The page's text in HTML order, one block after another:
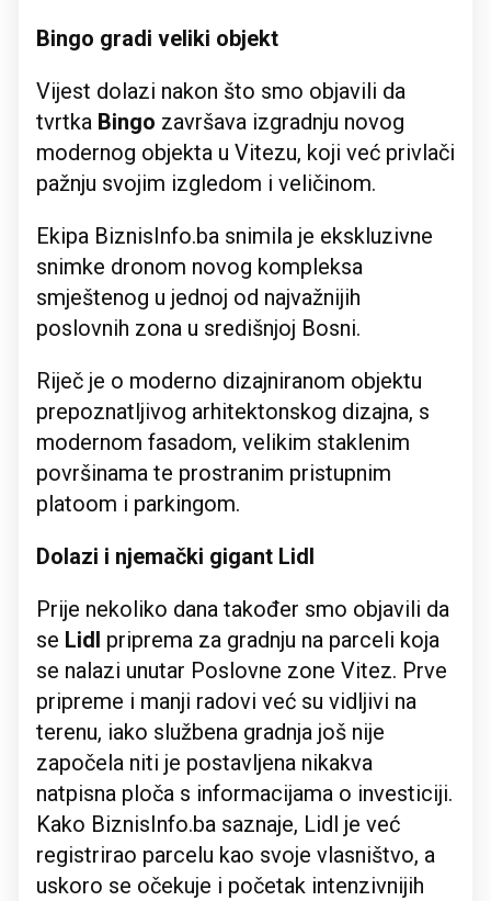
Bingo gradi veliki objekt
Vijest dolazi nakon što smo objavili da
tvrtka Bingo završava izgradnju novog
modernog objekta u Vitezu, koji već privlači
pažnju svojim izgledom i veličinom.
Ekipa BiznisInfo.ba snimila je ekskluzivne
snimke dronom novog kompleksa
smještenog u jednoj od najvažnijih
poslovnih zona u središnjoj Bosni.
Riječ je o moderno dizajniranom objektu
prepoznatljivog arhitektonskog dizajna, s
modernom fasadom, velikim staklenim
površinama te prostranim pristupnim
platoom i parkingom.
Dolazi i njemački gigant Lidl
Prije nekoliko dana također smo objavili da
se Lidl priprema za gradnju na parceli koja
se nalazi unutar Poslovne zone Vitez. Prve
pripreme i manji radovi već su vidljivi na
terenu, iako službena gradnja još nije
započela niti je postavljena nikakva
natpisna ploča s informacijama o investiciji.
Kako BiznisInfo.ba saznaje, Lidl je već
registrirao parcelu kao svoje vlasništvo, a
uskoro se očekuje i početak intenzivnijih